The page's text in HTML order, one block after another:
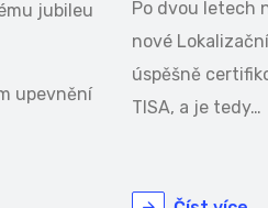
jubileu
upevnění
Po dvou letech
nové
úspěšně
TISA, a je tedy…